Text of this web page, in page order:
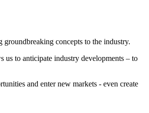
concepts to the industry.
us to anticipate industry developments – to
and enter new markets - even create